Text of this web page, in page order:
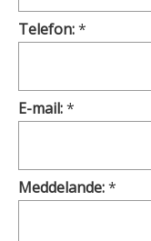
Telefon:*
E-mail:*
Meddelande:*